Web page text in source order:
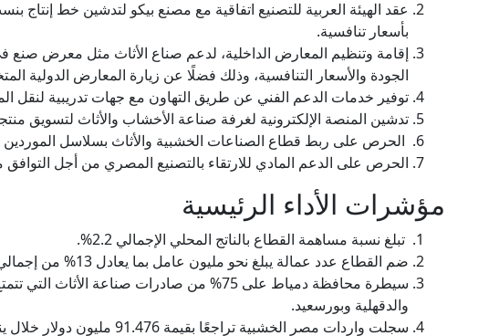
بأسعار تنافسية.
الجودة والأسعار التنافسية، وذلك فضلًا عن زيارة المعارض الدولية
توفير خدمات الدعم الفني عن طريق التهاون مع جهات تدريبية لنقل
تدشين المنصة الإلكترونية لغرفة صناعة الأخشاب والأثاث لتسويق
الحرص على ربط قطاع الصناعات الخشبية والأثاث بسلاسل الموردين
الحرص على الدعم المادي للارتقاء بالتصنيع المصري من أجل التوافق مع
مؤشرات الأداء الرئيسية
تبلغ نسبة مساهمة القطاع بالناتج المحلي الإجمالي 2.2%.
ضم القطاع عدد عمالة يبلغ نحو مليون عامل بما يعادل 13% من إجمالي العمالة المصرية، منهم 440000 ألف عمالة مباشرة، 500000 عمالة غير مباشرة.
والدقهلية وبورسعيد.